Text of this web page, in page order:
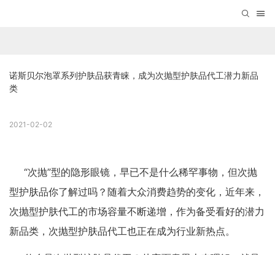
诺斯贝尔泡罩系列护肤品获青睐，成为次抛型护肤品代工潜力新品
类
2021-02-02
“次抛”型的隐形眼镜，早已不是什么稀罕事物，但次抛
型护肤品你了解过吗？随着大众消费趋势的变化，近年来，
次抛型护肤代工的市场容量不断递增，作为备受看好的潜力
新品类，次抛型护肤品代工也正在成为行业新热点。